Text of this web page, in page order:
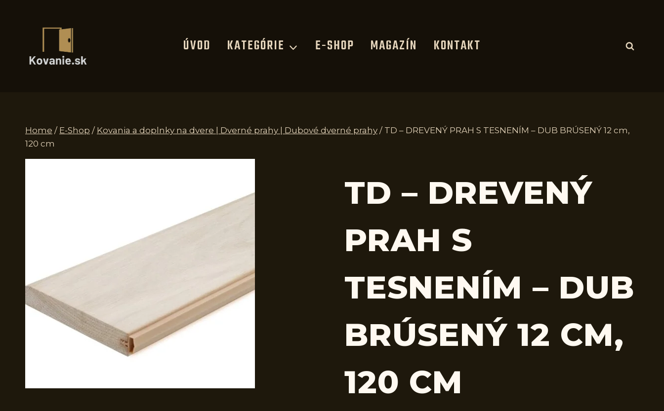
ÚVOD KATEGÓRIE E-SHOP MAGAZÍN KONTAKT
Home / E-Shop / Kovania a doplnky na dvere | Dverné prahy | Dubové dverné prahy / TD – DREVENÝ PRAH S TESNENÍM – DUB BRÚSENÝ 12 cm,
120 cm
TD – DREVENÝ
PRAH S
TESNENÍM – DUB
BRÚSENÝ 12 CM,
120 CM